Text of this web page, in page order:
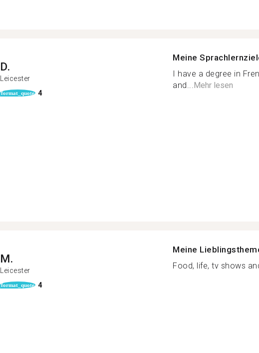
D.
Leicester
format_quote 4
Meine
I have a degree in
and...Mehr lesen
M.
Leicester
format_quote 4
Meine
Food, life, tv shows